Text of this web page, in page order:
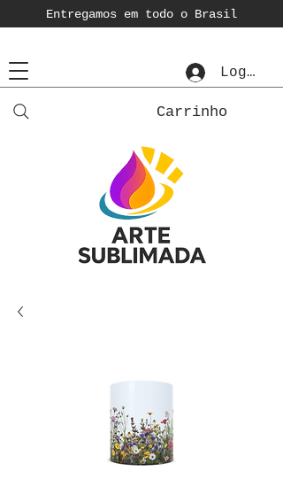
Entregamos em todo o Brasil
Login
Carrinho